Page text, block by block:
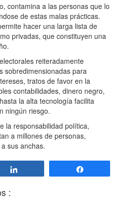
contamina a las personas que lo
de estas malas prácticas.
hacer una larga lista de
privadas, que constituyen una
reiteradamente
sobredimensionadas para
tratos de favor en la
contabilidades, dinero negro,
la alta tecnología facilita
ningún riesgo.
la responsabilidad política,
a millones de personas,
sus anchas.
: